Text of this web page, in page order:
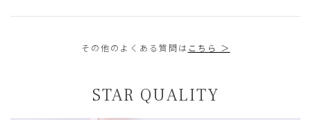
その他のよくある質問は こちら ＞
STAR QUALITY